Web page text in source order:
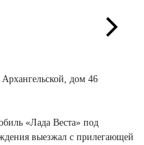
дом 46
«Лада Веста» под
выезжал с прилегающей